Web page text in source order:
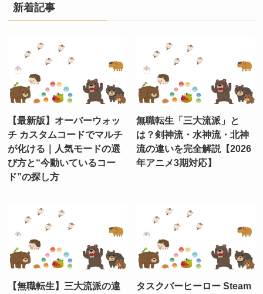
新着記事
【最新版】オーバーウォッ
チ カスタムコードでマルチ
が化ける｜人気モードの選
び方と“今動いているコー
ド”の探し方
無職転生「三大流派」と
は？剣神流・水神流・北神
流の違いを完全解説【2026
年アニメ3期対応】
【無職転生】三大流派の違
タスクバーヒーロー Steam